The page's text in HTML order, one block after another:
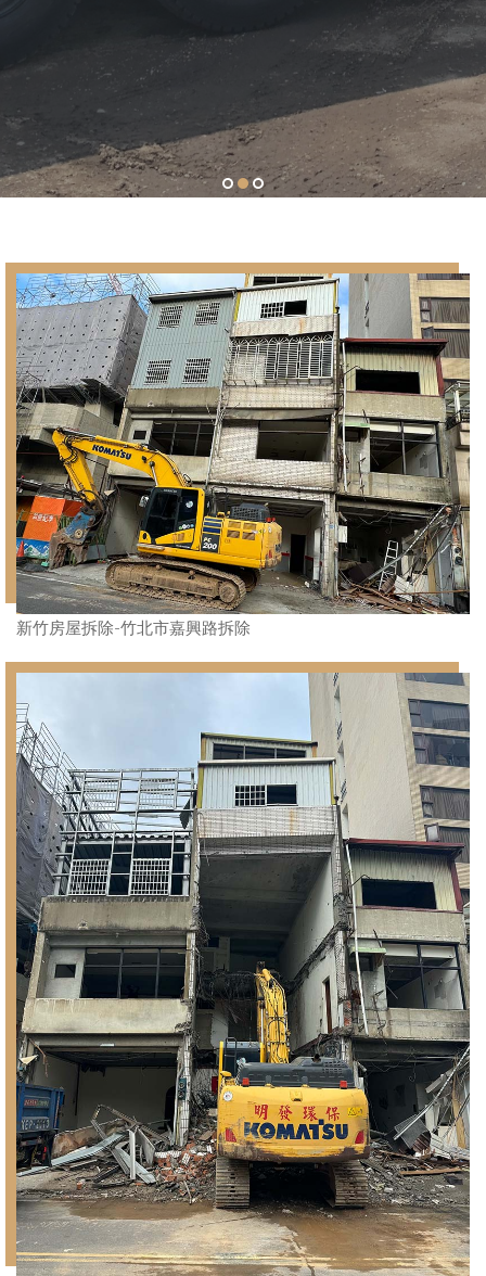
1 2 3
新竹房屋拆除-竹北市嘉興路拆除